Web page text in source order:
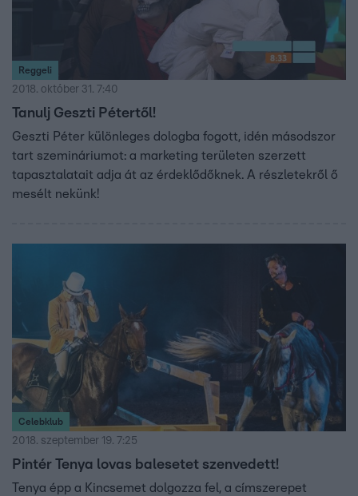
Reggeli
2018. október 31. 7:40
Tanulj Geszti Pétertől!
Geszti Péter különleges dologba fogott, idén másodszor
tart szemináriumot: a marketing területen szerzett
tapasztalatait adja át az érdeklődőknek. A részletekről ő
mesélt nekünk!
Celebklub
2018. szeptember 19. 7:25
Pintér Tenya lovas balesetet szenvedett!
Tenya épp a Kincsemet dolgozza fel, a címszerepet